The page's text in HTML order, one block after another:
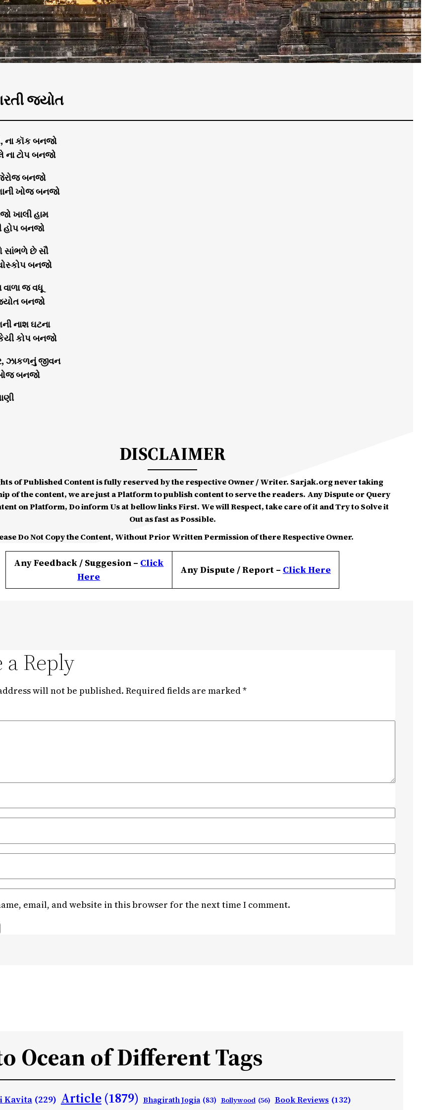
જ્યોત
કૉક બનજો
ટોપ બનજો
બનજો
ખોજ બનજો
ખાલી હામ
હોપ બનજો
સાંભળે છે સૌ
બનજો
જ વધૂ
બનજો
નાશ ઘટના
કોપ બનજો
ઝાકળનું જીવન
બનજો
DISCLAIMER
of Published Content is fully reserved by the respective Owner / Writer. Sarjak.org never taking
of the content, we are just a Platform to publish content to serve the readers. Any Dispute or Query
on Platform, Do inform Us at bellow links First. We will Respect, take care of it and Try to Solve it
Out as fast as Possible.
Do Not Copy the Content, Without Prior Written Permission of there Respective Owner.
Any Feedback / Suggesion – Click
Here
Any Dispute / Report – ClickHere
a Reply
will not be published. Required fields are marked*
email, and website in this browser for the next time I comment.
Ocean of Different Tags
Kavita (229) Article (1879) Bhagirath Jogia (83) Bollywood (56) Book Reviews (132)